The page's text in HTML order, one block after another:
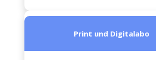
Print und Digitalabo